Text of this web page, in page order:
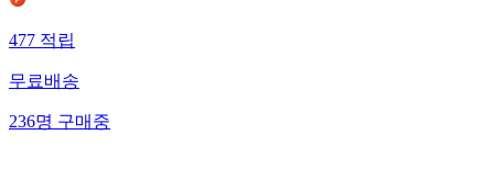
477적립
무료배송
236명구매중